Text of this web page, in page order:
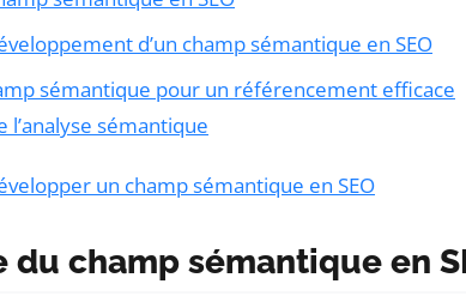
d’un champ sémantique en SEO
sémantique pour un référencement efficace
l’analyse sémantique
un champ sémantique en SEO
du champ sémantique en